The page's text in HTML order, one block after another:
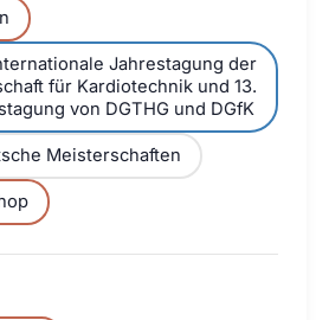
Jahrestagung der
für Kardiotechnik und 13.
von DGTHG und DGfK
Meisterschaften